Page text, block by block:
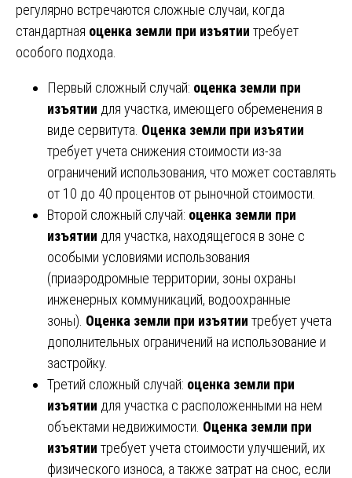
регулярно встречаются сложные случаи, когда
стандартная оценка земли при изъятии требует
особого подхода.
Первый сложный случай: оценка земли при
изъятии для участка, имеющего обременения в
виде сервитута. Оценка земли при изъятии
требует учета снижения стоимости из-за
ограничений использования, что может составлять
от 10 до 40 процентов от рыночной стоимости.
Второй сложный случай: оценка земли при
изъятии для участка, находящегося в зоне с
особыми условиями использования
(приаэродромные территории, зоны охраны
инженерных коммуникаций, водоохранные
зоны). Оценка земли при изъятии требует учета
дополнительных ограничений на использование и
застройку.
Третий сложный случай: оценка земли при
изъятии для участка с расположенными на нем
объектами недвижимости. Оценка земли при
изъятии требует учета стоимости улучшений, их
физического износа, а также затрат на снос, если